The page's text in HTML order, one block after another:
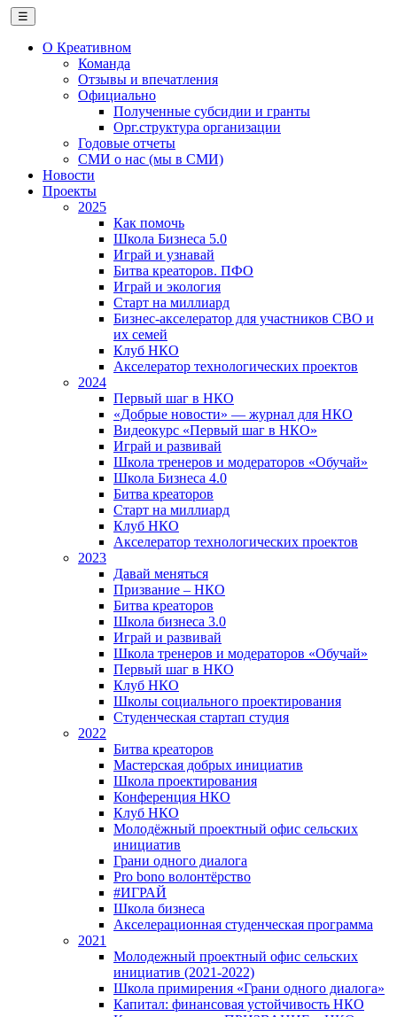
☰
О Креативном
Команда
Отзывы и впечатления
Официально
Полученные субсидии и гранты
Орг.структура организации
Годовые отчеты
СМИ о нас (мы в СМИ)
Новости
Проекты
2025
Как помочь
Школа Бизнеса 5.0
Играй и узнавай
Битва креаторов. ПФО
Играй и экология
Старт на миллиард
Бизнес-акселератор для участников СВО и
их семей
Клуб НКО
Акселератор технологических проектов
2024
Первый шаг в НКО
«Добрые новости» — журнал для НКО
Видеокурс «Первый шаг в НКО»
Играй и развивай
Школа тренеров и модераторов «Обучай»
Школа Бизнеса 4.0
Битва креаторов
Старт на миллиард
Клуб НКО
Акселератор технологических проектов
2023
Давай меняться
Призвание – НКО
Битва креаторов
Школа бизнеса 3.0
Играй и развивай
Школа тренеров и модераторов «Обучай»
Первый шаг в НКО
Клуб НКО
Школы социального проектирования
Студенческая стартап студия
2022
Битва креаторов
Мастерская добрых инициатив
Школа проектирования
Конференция НКО
Клуб НКО
Молодёжный проектный офис сельских
инициатив
Грани одного диалога
Pro bono волонтёрство
#ИГРАЙ
Школа бизнеса
Акселерационная студенческая программа
2021
Молодежный проектный офис сельских
инициатив (2021-2022)
Школа примирения «Грани одного диалога»
Капитал: финансовая устойчивость НКО